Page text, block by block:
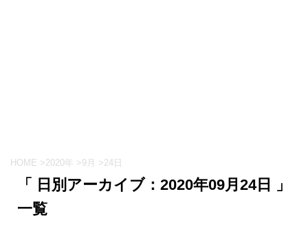
HOME >2020年 >9月 >24日
「 日別アーカイブ：2020年09月24日 」
一覧